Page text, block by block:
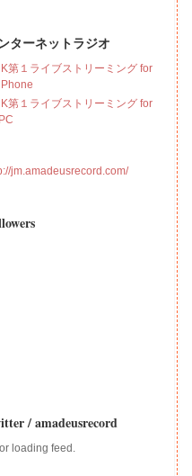
ターネットラジオ
第１ライブストリーミング for
第１ライブストリーミング for
PC
jm.amadeusrecord.com/
/ amadeusrecord
loading feed.